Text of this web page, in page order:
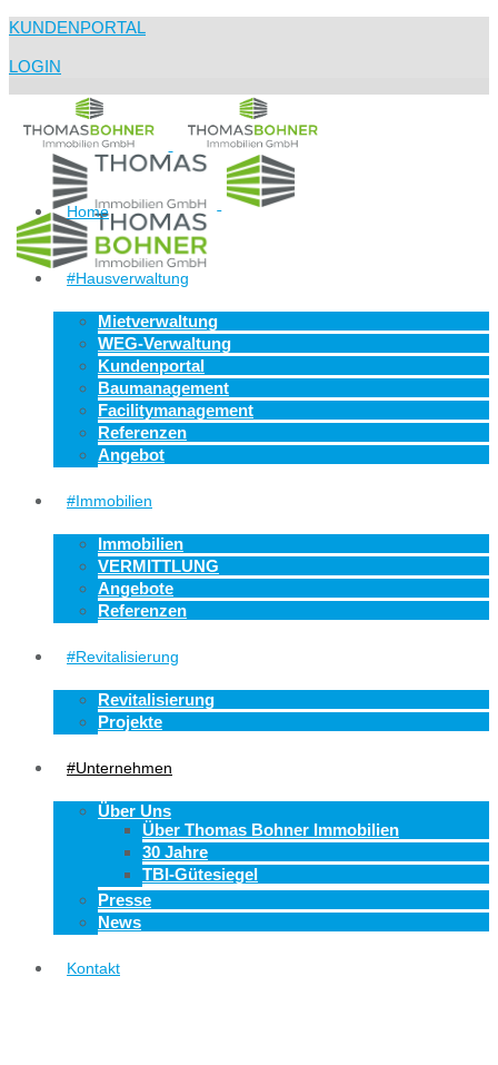
KUNDENPORTAL
LOGIN
Home
#Hausverwaltung
Mietverwaltung
WEG-Verwaltung
Kundenportal
Baumanagement
Facilitymanagement
Referenzen
Angebot
#Immobilien
Immobilien
VERMITTLUNG
Angebote
Referenzen
#Revitalisierung
Revitalisierung
Projekte
#Unternehmen
Über Uns
Über Thomas Bohner Immobilien
30 Jahre
TBI-Gütesiegel
Presse
News
Kontakt